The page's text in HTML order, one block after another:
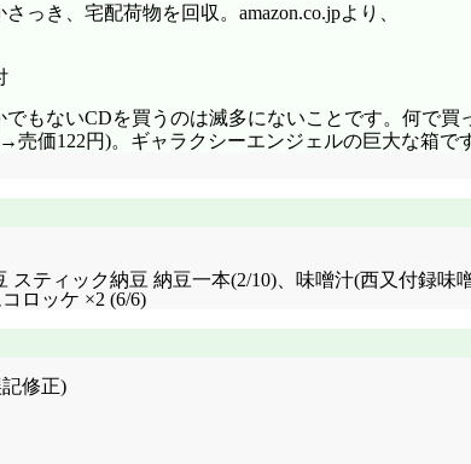
っき、宅配荷物を回収。amazon.co.jpより、
もないCDを買うのは滅多にないことです。何で
売価122円)。ギャラクシーエンジェルの巨大な箱
スティック納豆 納豆一本(2/10)、味噌汁(西又付録
ロッケ ×2 (6/6)
修正)